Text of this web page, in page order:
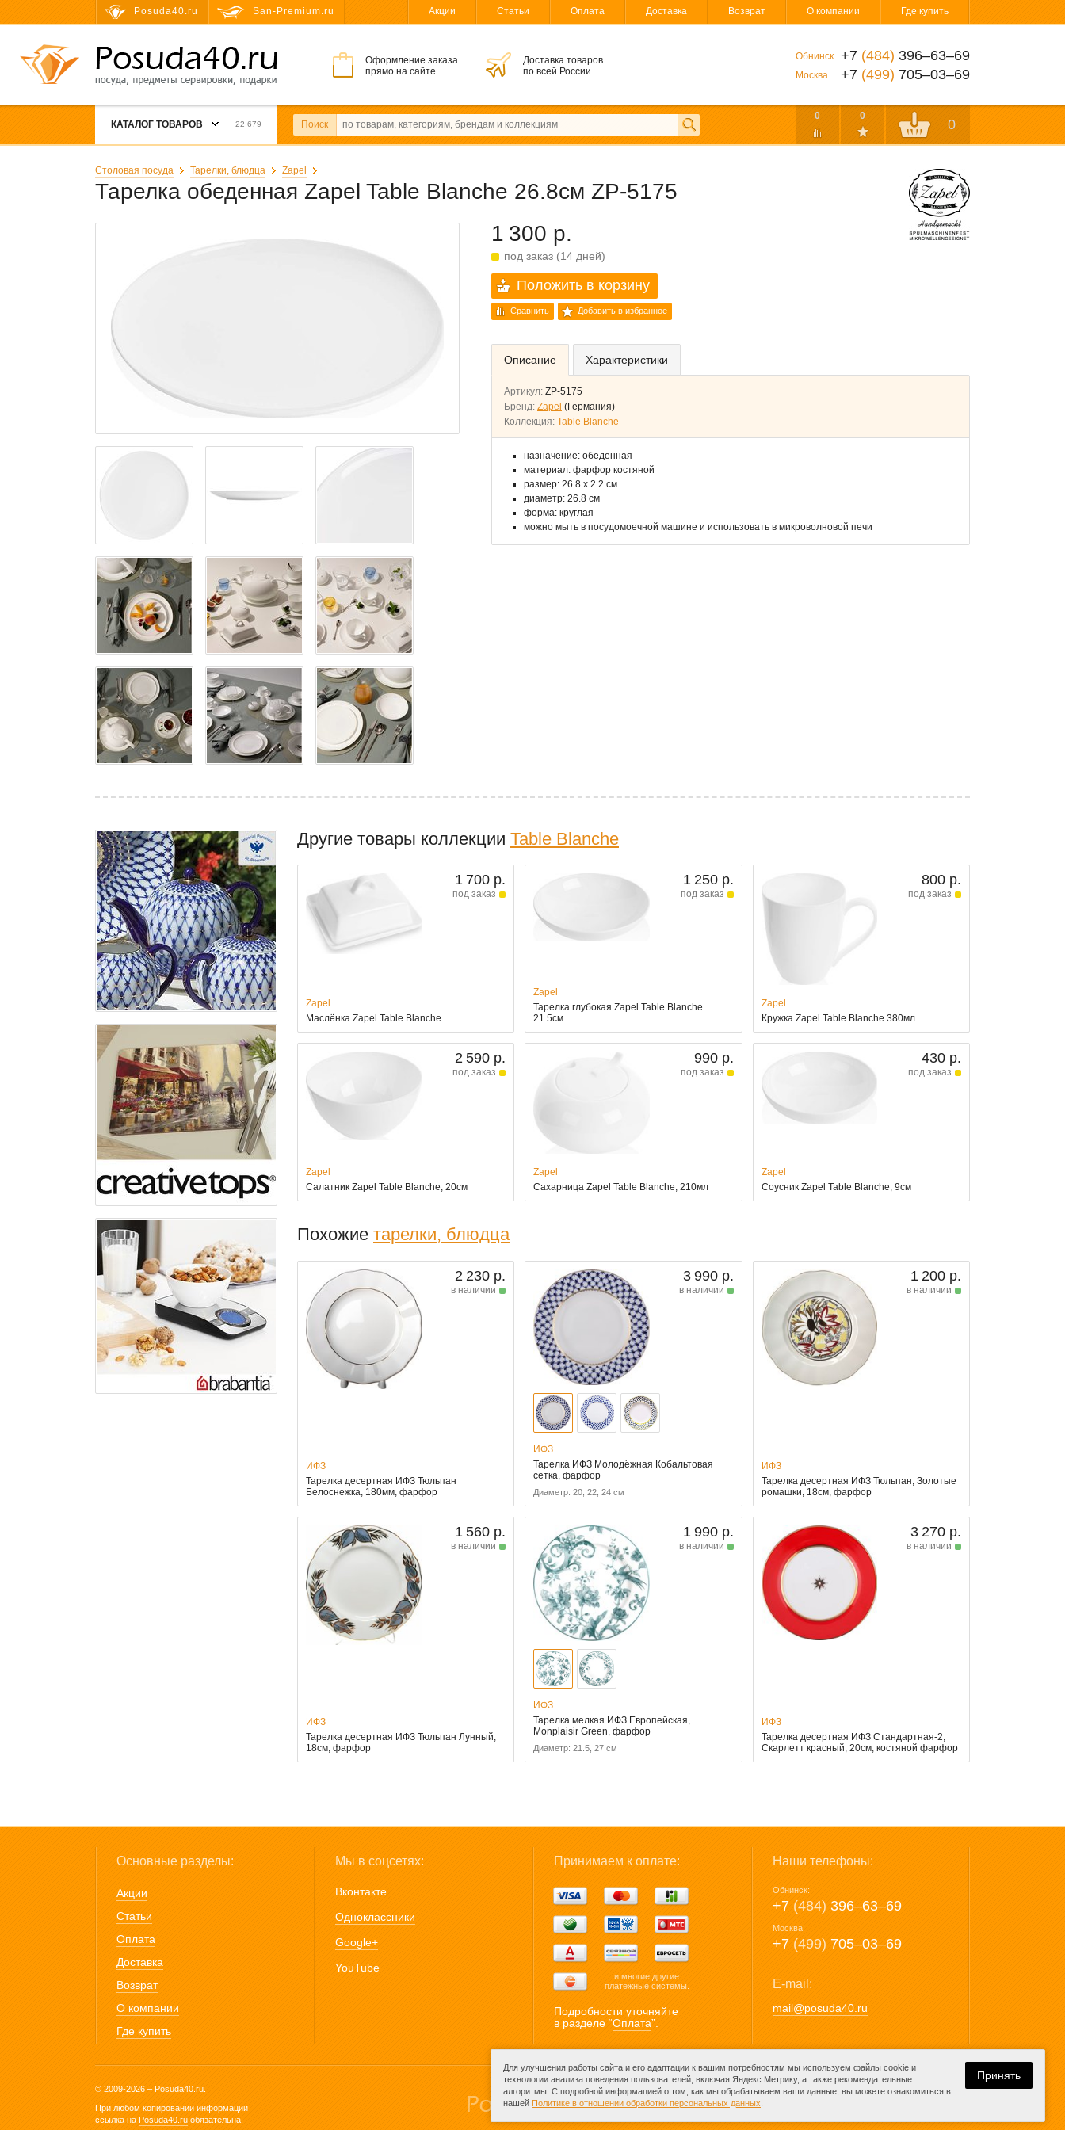
Posuda40.ru San-Premium.ru Акции Статьи Оплата Доставка Возврат О компании Где купить
Оформление заказа
прямо на сайте
Доставка товаров
по всей России
Обнинск +7 (484) 396‒63‒69
Москва +7 (499) 705‒03‒69
КАТАЛОГ ТОВАРОВ 22 679 Поиск
0 0
0
Столовая посуда Тарелки, блюдца Zapel
Тарелка обеденная Zapel Table Blanche 26.8см ZP-5175
1 300 р.
под заказ (14 дней)
Положить в корзину
Сравнить Добавить в избранное
Описание Характеристики
Артикул: ZP-5175
Бренд: Zapel (Германия)
Коллекция: Table Blanche
назначение: обеденная
материал: фарфор костяной
размер: 26.8 x 2.2 см
диаметр: 26.8 см
форма: круглая
можно мыть в посудомоечной машине и использовать в микроволновой печи
Другие товары коллекции Table Blanche
1 700 р.
под заказ
Zapel
Маслёнка Zapel Table Blanche
1 250 р.
под заказ
Zapel
Тарелка глубокая Zapel Table Blanche
21.5см
800 р.
под заказ
Zapel
Кружка Zapel Table Blanche 380мл
2 590 р.
под заказ
Zapel
Салатник Zapel Table Blanche, 20см
990 р.
под заказ
Zapel
Сахарница Zapel Table Blanche, 210мл
430 р.
под заказ
Zapel
Соусник Zapel Table Blanche, 9см
Похожие тарелки, блюдца
2 230 р.
в наличии
ИФЗ
Тарелка десертная ИФЗ Тюльпан
Белоснежка, 180мм, фарфор
3 990 р.
в наличии
ИФЗ
Тарелка ИФЗ Молодёжная Кобальтовая
сетка, фарфор
Диаметр: 20, 22, 24 см
1 200 р.
в наличии
ИФЗ
Тарелка десертная ИФЗ Тюльпан, Золотые
ромашки, 18см, фарфор
1 560 р.
в наличии
ИФЗ
Тарелка десертная ИФЗ Тюльпан Лунный,
18см, фарфор
1 990 р.
в наличии
ИФЗ
Тарелка мелкая ИФЗ Европейская,
Monplaisir Green, фарфор
Диаметр: 21.5, 27 см
3 270 р.
в наличии
ИФЗ
Тарелка десертная ИФЗ Стандартная-2,
Скарлетт красный, 20см, костяной фарфор
Основные разделы:
Акции
Статьи
Оплата
Доставка
Возврат
О компании
Где купить
Мы в соцсетях:
Вконтакте
Одноклассники
Google+
YouTube
Принимаем к оплате:
... и многие другие
платежные системы.
Подробности уточняйте
в разделе “Оплата”.
Наши телефоны:
Обнинск:
+7 (484) 396‒63‒69
Москва:
+7 (499) 705‒03‒69
E-mail:
mail@posuda40.ru
© 2009-2026 – Posuda40.ru.
При любом копировании информации
ссылка на Posuda40.ru обязательна.
Разработка сайта:
Для улучшения работы сайта и его адаптации к вашим потребностям мы используем файлы cookie и
технологии анализа поведения пользователей, включая Яндекс Метрику, а также рекомендательные
алгоритмы. С подробной информацией о том, как мы обрабатываем ваши данные, вы можете ознакомиться в
нашей Политике в отношении обработки персональных данных
Принять